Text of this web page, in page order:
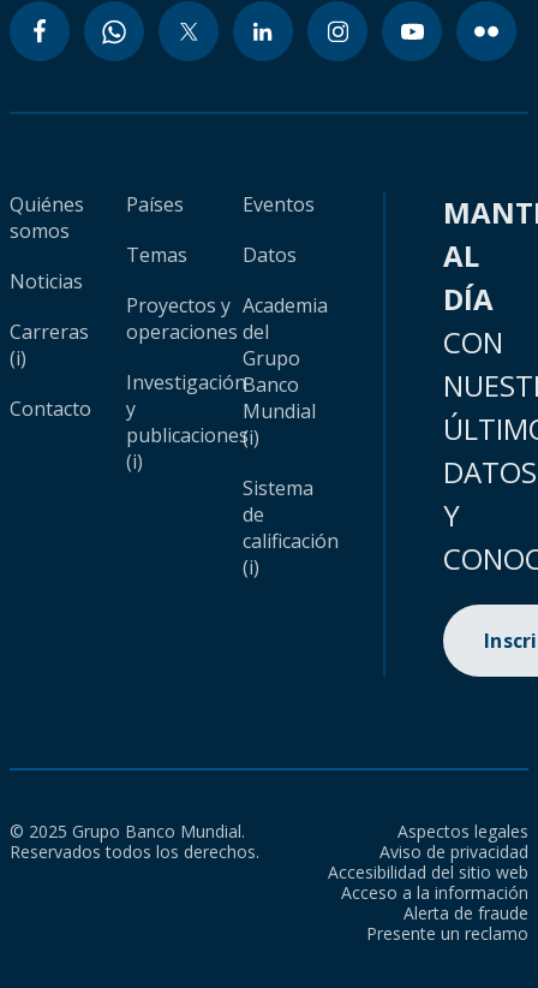
Quiénes
somos
Noticias
Carreras
(i)
Contacto
Países
Temas
Proyectos y
operaciones
Investigación
y
publicaciones
(i)
Eventos
Datos
Academia
del
Grupo
Banco
Mundial
(i)
Sistema
de
calificación
(i)
AL
DÍA
CON
DATOS
Y
© 2025 Grupo Banco Mundial.
Reservados todos los derechos.
Aspectos legales
Aviso de privacidad
Accesibilidad del sitio web
Acceso a la información
Alerta de fraude
Presente un reclamo